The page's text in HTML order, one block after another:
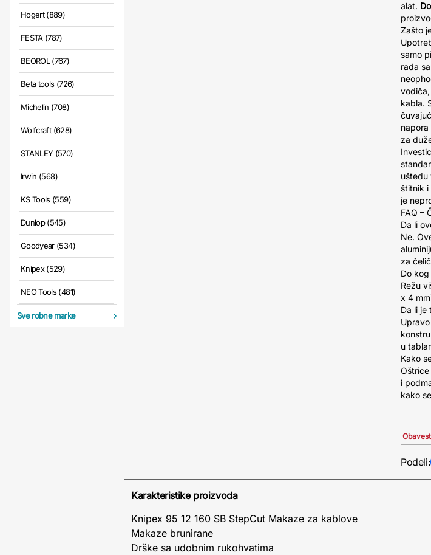
Hogert (889)
FESTA (787)
BEOROL (767)
Beta tools (726)
Michelin (708)
Wolfcraft (628)
STANLEY (570)
Irwin (568)
KS Tools (559)
Dunlop (545)
Goodyear (534)
Knipex (529)
NEO Tools (481)
Sve robne marke
alat.
Zašto
samo
rada
kabla.
za
uštedu
štitnik i
je
FAQ –
Da li
Ne.
za
Do
Režu
x 4
Da li je
u
Kako
i
kako
Podeli:
Karakteristike proizvoda
Knipex 95 12 160 SB StepCut Makaze za kablove
Makaze brunirane
Drške sa udobnim rukohvatima